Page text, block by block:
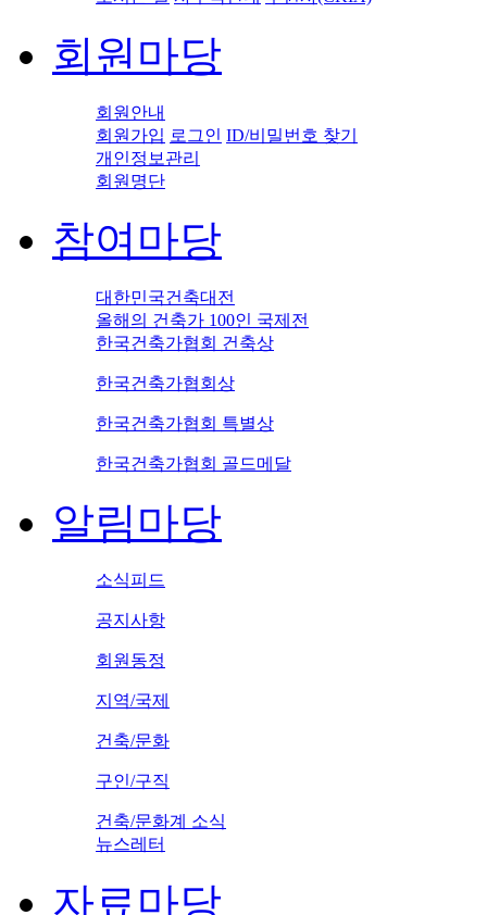
회원마당
회원안내
회원가입 로그인 ID/비밀번호 찾기
개인정보관리
회원명단
참여마당
대한민국건축대전
올해의 건축가 100인 국제전
한국건축가협회 건축상
한국건축가협회상
한국건축가협회 특별상
한국건축가협회 골드메달
알림마당
소식피드
공지사항
회원동정
지역/국제
건축/문화
구인/구직
건축/문화계 소식
뉴스레터
자료마당